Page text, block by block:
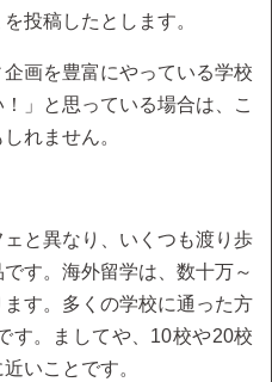
投稿したとします。
画を豊富にやっている学校
」と思っている場合は、こ
れません。
と異なり、いくつも渡り歩
す。海外留学は、数十万～
す。多くの学校に通った方
す。ましてや、10校や20校
いことです。